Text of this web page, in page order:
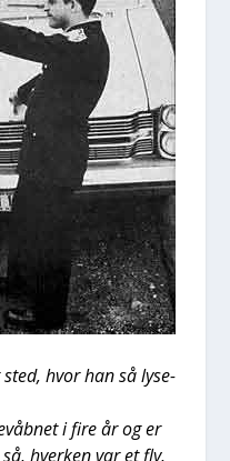
hvor han så lyse­
i fire år og er
hver­ken var et fly,